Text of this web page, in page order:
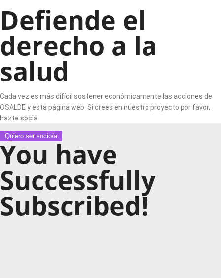
Defiende el
derecho a la
salud
Cada vez es más difícil sostener económicamente las acciones de
OSALDE y esta página web. Si crees en nuestro proyecto por favor,
hazte socia.
Quiero ser socio/a
You have
Successfully
Subscribed!